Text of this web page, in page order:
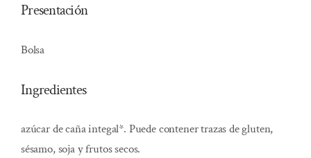
Presentación
Bolsa
Ingredientes
azúcar de caña integal*. Puede contener trazas de gluten,
sésamo, soja y frutos secos.